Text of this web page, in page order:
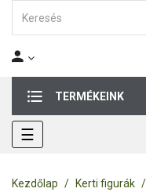
TERMÉKEINK
Toggle
navigation
☰
Kezdőlap Kerti figurák